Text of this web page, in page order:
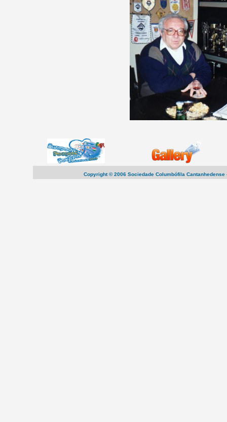
Copyright © 2006 Sociedade Columbófila